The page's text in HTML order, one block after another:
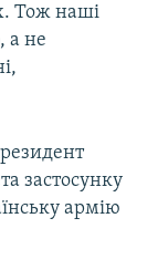
Тож наші
а не
застосунку
армію